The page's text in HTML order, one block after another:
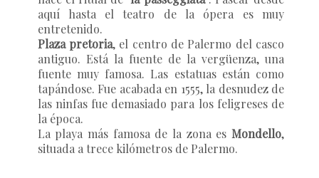
aquí hasta el teatro de la ópera es muy
entretenido.
Plaza pretoria, el centro de Palermo del casco
antiguo. Está la fuente de la vergüenza, una
fuente muy famosa. Las estatuas están como
tapándose. Fue acabada en 1555, la desnudez de
las ninfas fue demasiado para los feligreses de
la época.
La playa más famosa de la zona es Mondello,
situada a trece kilómetros de Palermo.